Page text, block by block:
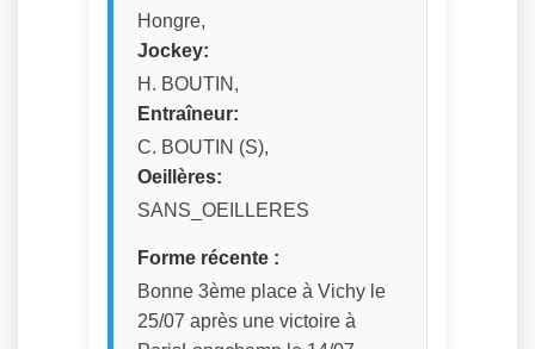
Hongre,
Jockey:
H. BOUTIN,
Entraîneur:
C. BOUTIN (S),
Oeillères:
SANS_OEILLERES
Forme récente :
Bonne 3ème place à Vichy le
25/07 après une victoire à